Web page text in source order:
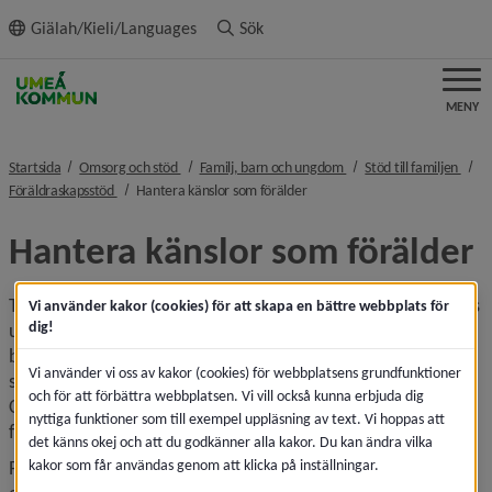
innehållet
Giälah/Kieli/Languages Sök
MENY
Startsida Omsorg och stöd nivå i brödsmulenavigeringen
Familj, barn och ungdom nivå i
Stöd till familjen
Föräldraskapsstöd nivå i brödsmulenavigeringen
Hantera känslor som föräldernivå i brödsmulenavigeringen
Hantera känslor som förälder
Tycker du också att det kan vara svårt att bemöta ditt barns
utmanande beteende? Kursen riktar sig till dig som vill bli
bättre på att bemöta ditt barns känslor på ett stödjande
sätt och utgår ifrån Emotion Focused Skills Training for
Caregivers (EFST) som är en vetenskapligt erkänd modell
för att hantera känslor i föräldrarollen.
På kursen blir du introducerad till fyra färdigheter för ett
Vi använder kakor (cookies) för att skapa en bättre webbplats för
dig!
Vi använder vi oss av kakor (cookies) för webbplatsens grundfunktioner
och för att förbättra webbplatsen. Vi vill också kunna erbjuda dig
nyttiga funktioner som till exempel uppläsning av text. Vi hoppas att
det känns okej och att du godkänner alla kakor. Du kan ändra vilka
kakor som får användas genom att klicka på inställningar.